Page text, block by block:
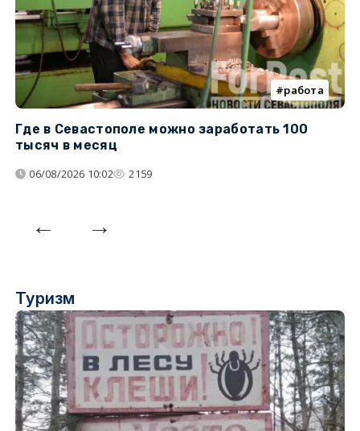
работа
Где в Севастополе можно заработать 100
тысяч в месяц
06/08/2026 10:02 2159
Туризм